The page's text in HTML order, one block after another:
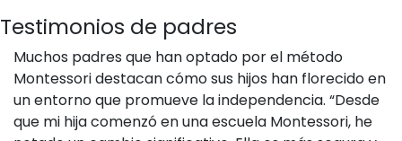
Testimonios de padres
Muchos padres que han optado por el método
Montessori destacan cómo sus hijos han florecido en
un entorno que promueve la independencia. “Desde
que mi hija comenzó en una escuela Montessori, he